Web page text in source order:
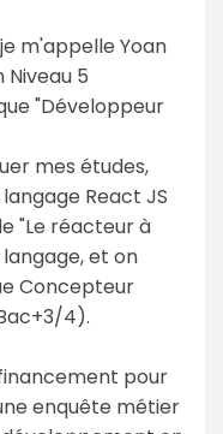
m'appelle Yoan
5
"Développeur
mes études,
React JS
"Le réacteur à
et on
Concepteur
4).
pour
enquête métier